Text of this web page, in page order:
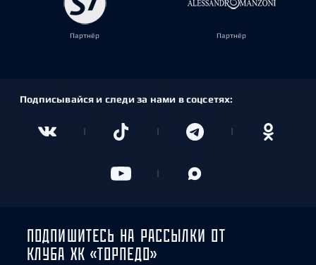
Партнёр Партнёр
Подписывайся и следи за нами в соцсетях:
ПОДПИШИТЕСЬ НА РАССЫЛКИ ОТ
КЛУБА ХК «ТОРПЕДО»